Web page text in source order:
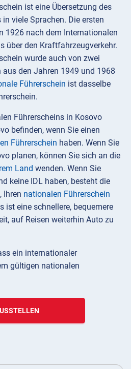
ist eine Übersetzung des
viele Sprachen. Die ersten
1926 nach dem Internationalen
über den Kraftfahrzeugverkehr.
wurde auch von zwei
aus den Jahren 1949 und 1968
Führerschein ist dasselbe
Führerscheins in Kosovo
befinden, wenn Sie einen
Führerschein haben. Wenn Sie
planen, können Sie sich an die
Land wenden. Wenn Sie
keine IDL haben, besteht die
Ihren nationalen Führerschein
ist eine schnellere, bequemere
auf Reisen weiterhin Auto zu
ein internationaler
gültigen nationalen